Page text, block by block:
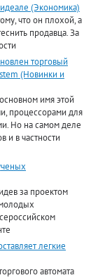
(Экономика)
что он плохой, а
продавца. За
торговый
(Новинки и
имя этой
процессорами для
Но на самом деле
и в частности
за проектом
легкие
автомата